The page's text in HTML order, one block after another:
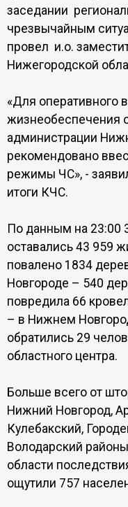
заседании
чрезвычайным
провел и.о.
Нижегородской
«Для оперативного
жизнеобеспечения
администрации
рекомендовано
режимы ЧС», -
итоги КЧС.
По данным на 23:00
оставались 43 959
повалено 1834
Новгороде – 540
повредила 66
– в Нижнем
обратились 29
областного центра.
Больше всего от
Нижний Новгород,
Кулебакский,
Володарский
области
ощутили 757